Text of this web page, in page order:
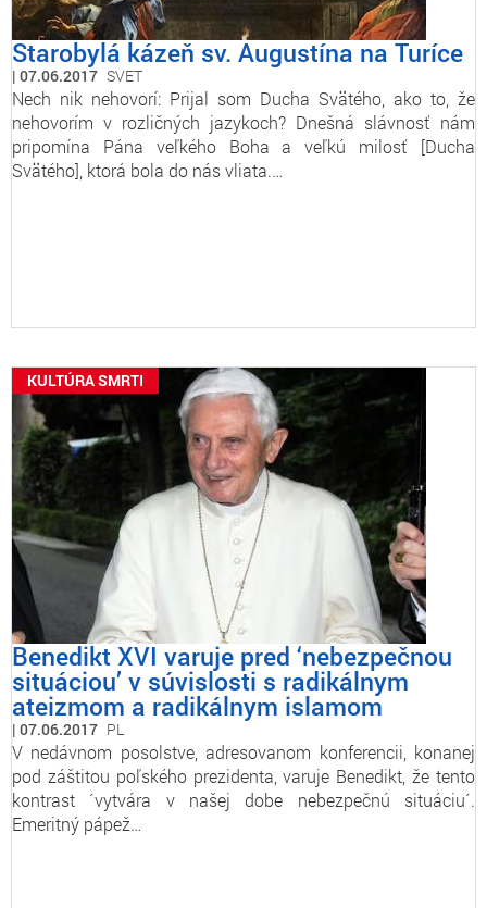
Starobylá kázeň sv. Augustína na Turíce
07.06.2017 SVET
Nech nik nehovorí: Prijal som Ducha Svätého, ako to, že
nehovorím v rozličných jazykoch? Dnešná slávnosť nám
pripomína Pána veľkého Boha a veľkú milosť [Ducha
Svätého], ktorá bola do nás vliata.…
KULTÚRA SMRTI
Benedikt XVI varuje pred ‘nebezpečnou
situáciou’ v súvislosti s radikálnym
ateizmom a radikálnym islamom
07.06.2017 PL
V nedávnom posolstve, adresovanom konferencii, konanej
pod záštitou poľského prezidenta, varuje Benedikt, že tento
kontrast ´vytvára v našej dobe nebezpečnú situáciu´.
Emeritný pápež…